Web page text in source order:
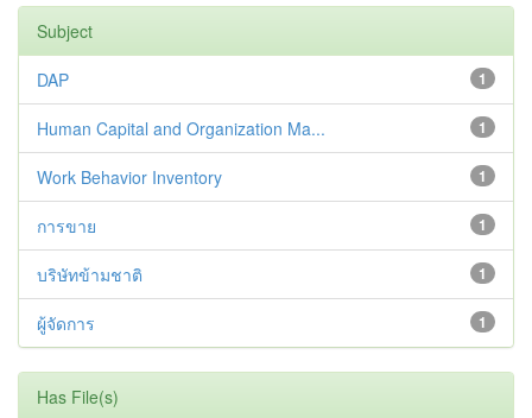
Subject
1
DAP
1
Human Capital and Organization Ma...
1
Work Behavior Inventory
1
การขาย
1
บริษัทข้ามชาติ
1
ผู้จัดการ
Has File(s)